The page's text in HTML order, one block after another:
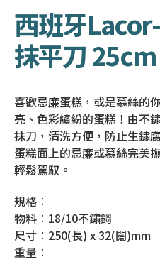
西班牙
抹平刀
喜歡忌廉蛋糕，或是慕絲的
亮、色彩繽紛的蛋糕！由不
抹刀，清洗方便，防止生鏽
蛋糕面上的忌廉或慕絲完美
輕鬆駕馭。
規格︰
物料︰18/10不鏽鋼
尺寸︰250(長) x 32(闊)mm
重量︰